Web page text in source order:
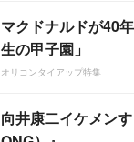
マクドナルドが40
生の甲子園」
オリコンタイアップ特集
向井康二イケメン